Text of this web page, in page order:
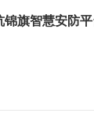
旗智慧安防平